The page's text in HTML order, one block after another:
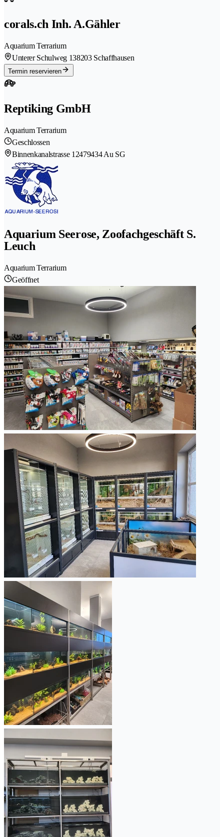
corals.ch Inh. A.Gähler
Aquarium Terrarium
Unterer Schulweg 138203 Schaffhausen
Termin reservieren
Reptiking GmbH
Aquarium Terrarium
Geschlossen
Binnenkanalstrasse 12479434 Au SG
Aquarium Seerose, Zoofachgeschäft S.
Leuch
Aquarium Terrarium
Geöffnet